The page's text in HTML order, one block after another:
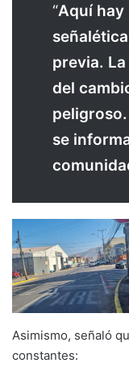
“Aquí hay
previa.
del
se
Asimismo, señaló
constantes: